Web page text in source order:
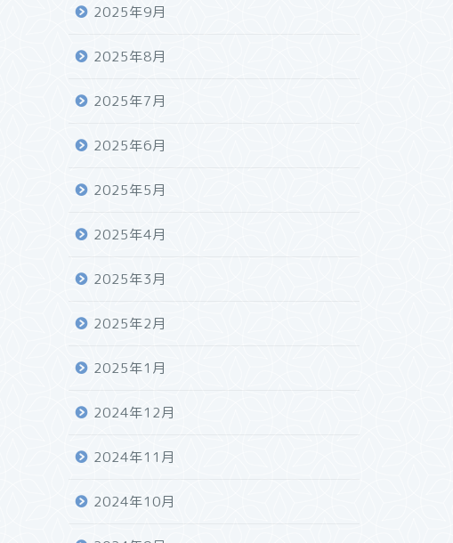
2025年9月
2025年8月
2025年7月
2025年6月
2025年5月
2025年4月
2025年3月
2025年2月
2025年1月
2024年12月
2024年11月
2024年10月